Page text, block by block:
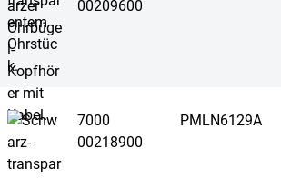
00209600
7000
00218900
PMLN6129A